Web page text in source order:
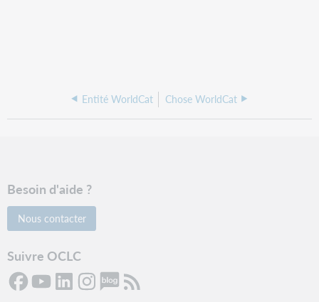
Entité WorldCat Chose WorldCat
Besoin d'aide ?
Nous contacter
Suivre OCLC